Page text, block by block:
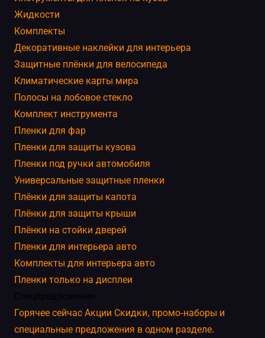
Жидкости
Комплекты
Декоративные наклейки для интерьера
Защитные плёнки для велосипеда
Климатические карты мира
Полосы на лобовое стекло
Комплект инструмента
Пленки для фар
Пленки для защиты кузова
Пленки под ручки автомобиля
Универсальные защитные пленки
Плёнки для защиты капота
Плёнки для защиты крыши
Плёнки на стойки дверей
Пленки для интерьера авто
Комплекты для интерьера авто
Пленки только на дисплеи
Горячее сейчас Акции Скидки, промо-наборы и
специальные предложения в одном разделе.